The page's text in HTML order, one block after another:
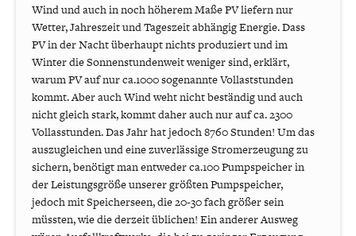
Wind und auch in noch höherem Maße PV liefern nur
Wetter, Jahreszeit und Tageszeit abhängig Energie. Dass
PV in der Nacht überhaupt nichts produziert und im
Winter die Sonnenstundenweit weniger sind, erklärt,
warum PV auf nur ca.1000 sogenannte Vollaststunden
kommt. Aber auch Wind weht nicht beständig und auch
nicht gleich stark, kommt daher auch nur auf ca. 2300
Vollasstunden. Das Jahr hat jedoch 8760 Stunden! Um das
auszugleichen und eine zuverlässige Stromerzeugung zu
sichern, benötigt man entweder ca.100 Pumpspeicher in
der Leistungsgröße unserer größten Pumpspeicher,
jedoch mit Speicherseen, die 20-30 fach größer sein
müssten, wie die derzeit üblichen! Ein anderer Ausweg